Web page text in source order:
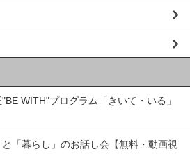
WITH"プログラム「きいて・いる」
「暮らし」のお話し会【無料・動画視